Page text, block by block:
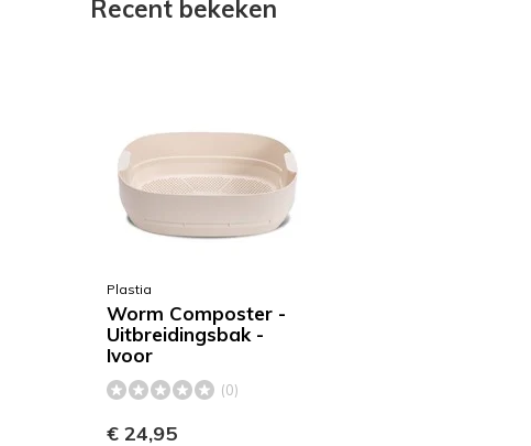
Recent bekeken
Plastia
Worm Composter -
Uitbreidingsbak -
Ivoor
(0)
€ 24,95